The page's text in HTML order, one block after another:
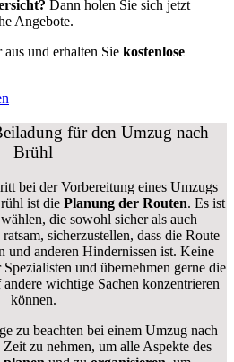
Dann holen Sie sich jetzt
Angebote.
und erhalten Sie kostenlose
für den Umzug nach
Brühl
bei der Vorbereitung eines Umzugs
ist die Planung der Routen. Es ist
die sowohl sicher als auch
sicherzustellen, dass die Route
und anderen Hindernissen ist. Keine
und übernehmen gerne die
wichtige Sachen konzentrieren
können.
zu beachten bei einem Umzug nach
zu nehmen, um alle Aspekte des